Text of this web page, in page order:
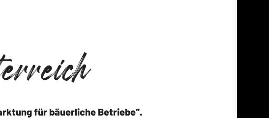
für bäuerliche Betriebe“.